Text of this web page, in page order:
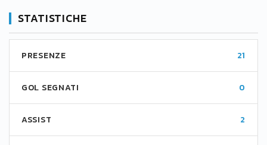
STATISTICHE
PRESENZE 21
GOL SEGNATI 0
ASSIST 2